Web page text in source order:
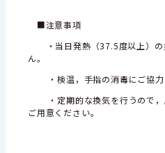
■注意事項
・当日発熱（37.5度以上）の
ん。
・検温，手指の消毒にご協力
・定期的な換気を行うので，
ご用意ください。